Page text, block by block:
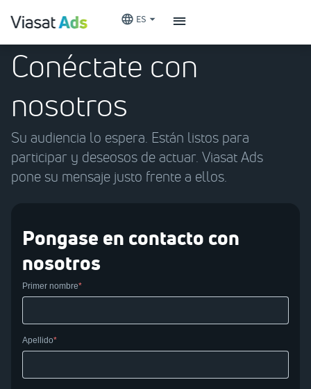
ES
Conéctate con
nosotros
Su audiencia lo espera. Están listos para
participar y deseosos de actuar. Viasat Ads
pone su mensaje justo frente a ellos.
Pongase en contacto con
nosotros
Primer nombre
Apellido